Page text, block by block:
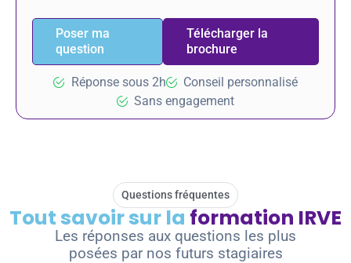
Poser ma
question
Télécharger la
brochure
Réponse sous 2h
Conseil personnalisé
Sans engagement
Questions fréquentes
Tout savoir sur laformation IRVE
Les réponses aux questions les plus
posées par nos futurs stagiaires